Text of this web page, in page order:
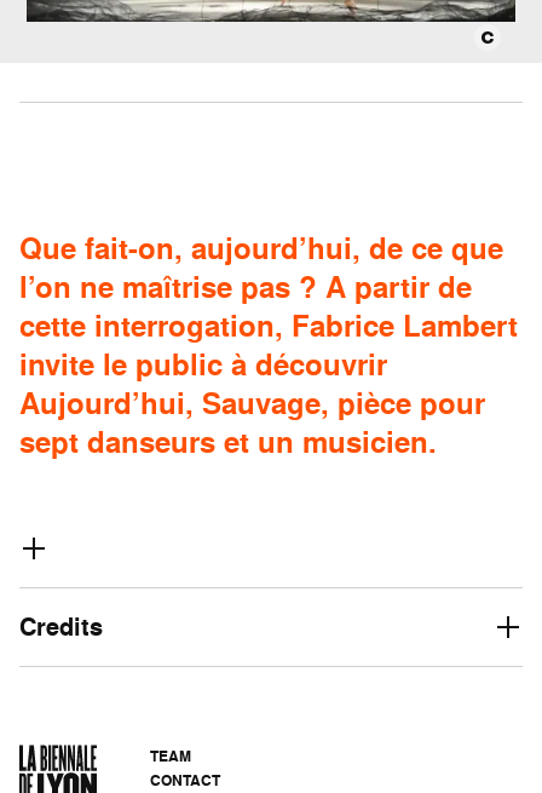
Que fait-on, aujourd’hui, de ce que
l’on ne maîtrise pas ? A partir de
cette interrogation, Fabrice Lambert
invite le public à découvrir
Aujourd’hui, Sauvage, pièce pour
sept danseurs et un musicien.
Credits
TEAM
CONTACT